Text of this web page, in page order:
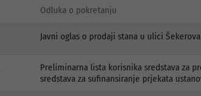
Odluka o pokretanju
Javni oglas o prodaji stana u ulici
Preliminarna lista korisnika sredstava za
sredstava za sufinansiranje prjekata